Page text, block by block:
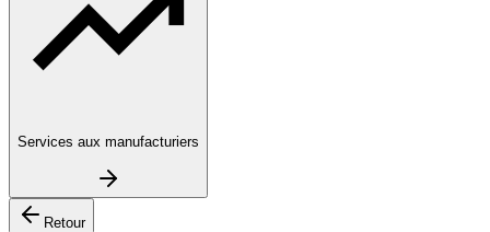
Services aux manufacturiers
Retour